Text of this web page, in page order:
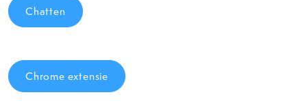
Chatten
Chrome extensie